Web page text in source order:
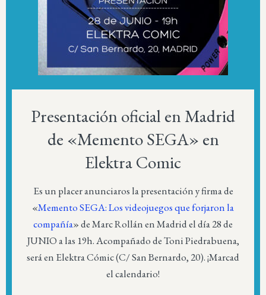
Presentación oficial en Madrid
de «Memento SEGA» en
Elektra Comic
Es un placer anunciaros la presentación y firma de
«Memento SEGA: Los videojuegos que forjaron la
compañía» de Marc Rollán en Madrid el día 28 de
JUNIO a las 19h. Acompañado de Toni Piedrabuena,
será en Elektra Cómic (C/ San Bernardo, 20). ¡Marcad
el calendario!